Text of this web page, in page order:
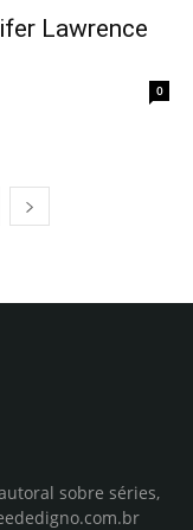
Lawrence
0
sobre séries,